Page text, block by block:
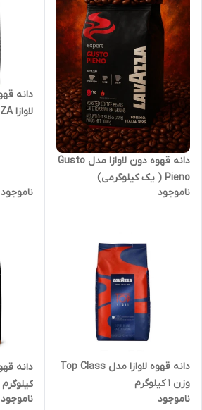
دانه قهوه دون لاوازا مدل Gusto
Pieno ( یک کیلوگرمی)
ناموجود
لاوازا LAVAZZA
ناموجود
دانه قهوه لاوازا مدل Top Class
وزن ۱ کیلوگرم
ناموجود
کیلوگرم
ناموجود